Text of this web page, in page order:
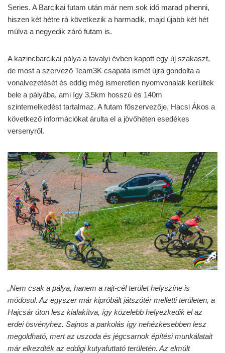
Series. A Barcikai futam után már nem sok idő marad pihenni,
hiszen két hétre rá következik a harmadik, majd újabb két hét
múlva a negyedik záró futam is.
A kazincbarcikai pálya a tavalyi évben kapott egy új szakaszt,
de most a szervező Team3K csapata ismét újra gondolta a
vonalvezetését és eddig még ismeretlen nyomvonalak kerültek
bele a pályába, ami így 3,5km hosszú és 140m
szintemelkedést tartalmaz. A futam főszervezője, Hacsi Ákos a
következő információkat árulta el a jövőhéten esedékes
versenyről.
„Nem csak a pálya, hanem a rajt-cél terület helyszíne is
módosul. Az egyszer már kipróbált játszótér melletti területen, a
Hajcsár úton lesz kialakítva, így közelebb helyezkedik el az
erdei ösvényhez. Sajnos a parkolás így nehézkesebben lesz
megoldható, mert az uszoda és jégcsarnok építési munkálatait
már elkezdték az eddigi kutyafuttató területén. Az elmúlt